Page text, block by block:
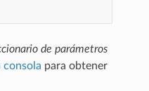
de parámetros
consola para obtener